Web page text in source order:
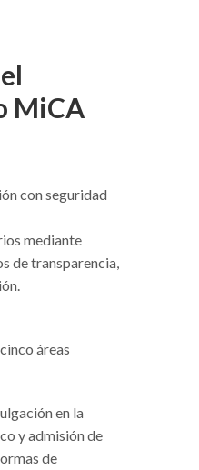
MiCA
con seguridad
mediante
de transparencia,
áreas
en la
y admisión de
de